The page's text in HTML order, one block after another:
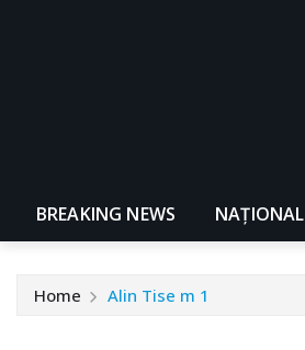
BREAKING NEWS NAŢIONAL
Home Alin Tise m 1